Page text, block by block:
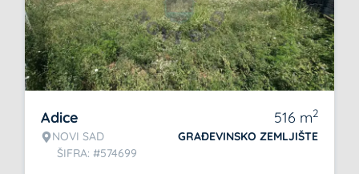
Adice
NOVI SAD
ŠIFRA: #574699
516 m2
GRAĐEVINSKO ZEMLJIŠTE